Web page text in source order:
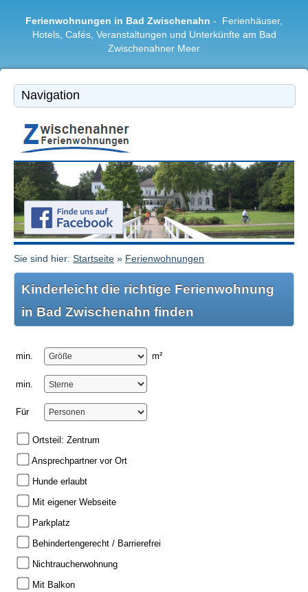
Ferienwohnungen in Bad Zwischenahn - Ferienhäuser,
Hotels, Cafés, Veranstaltungen und Unterkünfte am Bad
Zwischenahner Meer
|
Ferienwohnungen
|
Freizeitangebote
|
Restaurants & Cafés
|
Region
Sie sind hier: Startseite » Ferienwohnungen
Kinderleicht die richtige Ferienwohnung
in Bad Zwischenahn finden
min. m²
min.
Für
Ortsteil: Zentrum
Ansprechpartner vor Ort
Hunde erlaubt
Mit eigener Webseite
Parkplatz
Behindertengerecht / Barrierefrei
Nichtraucherwohnung
Mit Balkon